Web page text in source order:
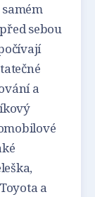
sebou
a
a